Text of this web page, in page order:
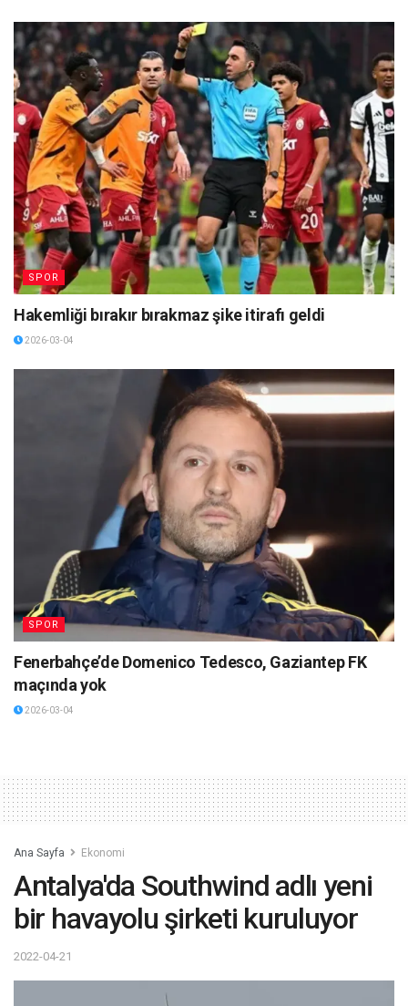
SPOR
Hakemliği bırakır bırakmaz şike itirafı geldi
2026-03-04
SPOR
Fenerbahçe’de Domenico Tedesco, Gaziantep FK
maçında yok
2026-03-04
Ana Sayfa Ekonomi
Antalya'da Southwind adlı yeni
bir havayolu şirketi kuruluyor
2022-04-21